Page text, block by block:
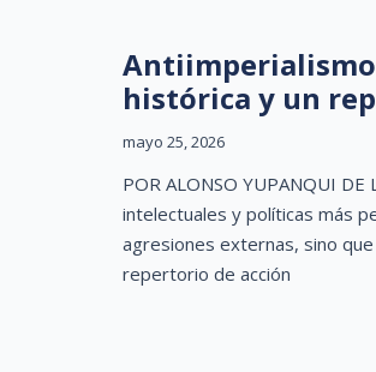
histórica y un
mayo 25, 2026
POR ALONSO YUPANQUI
intelectuales y políticas más
agresiones externas, sino
repertorio de acción